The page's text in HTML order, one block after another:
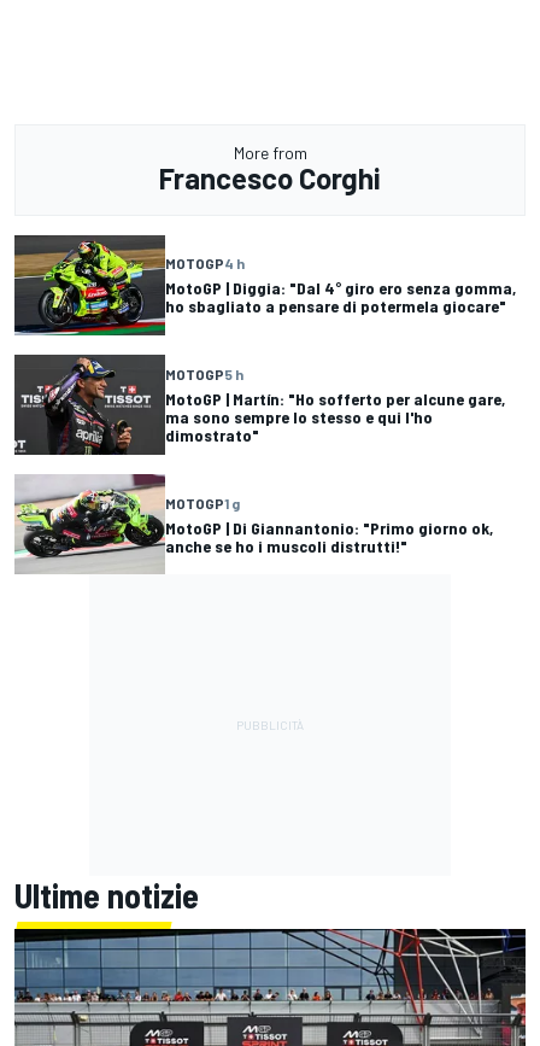
More from
Francesco Corghi
MOTOGP4 h
MotoGP | Diggia: "Dal 4° giro ero senza gomma,
ho sbagliato a pensare di potermela giocare"
MOTOGP5 h
MotoGP | Martín: "Ho sofferto per alcune gare,
ma sono sempre lo stesso e qui l'ho
dimostrato"
MOTOGP1 g
MotoGP | Di Giannantonio: "Primo giorno ok,
anche se ho i muscoli distrutti!"
Ultime notizie